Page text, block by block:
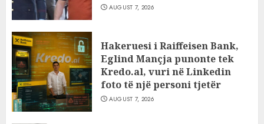
AUGUST 7, 2026
Hakeruesi i Raiffeisen Bank,
Eglind Mançja punonte tek
Kredo.al, vuri në Linkedin
foto të një personi tjetër
AUGUST 7, 2026